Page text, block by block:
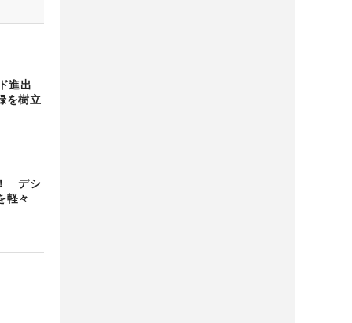
進出
を樹立
デシ
軽々